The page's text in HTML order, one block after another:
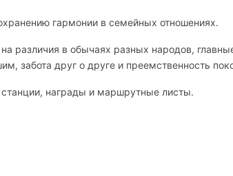
гармонии в семейных отношениях.
различия в обычаях разных народов,
забота друг о друге и преемственность
награды и маршрутные листы.